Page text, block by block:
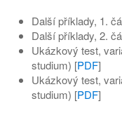
Další příklady, 1.
Další příklady, 2.
Ukázkový test,
studium) [PDF]
Ukázkový test,
studium) [PDF]